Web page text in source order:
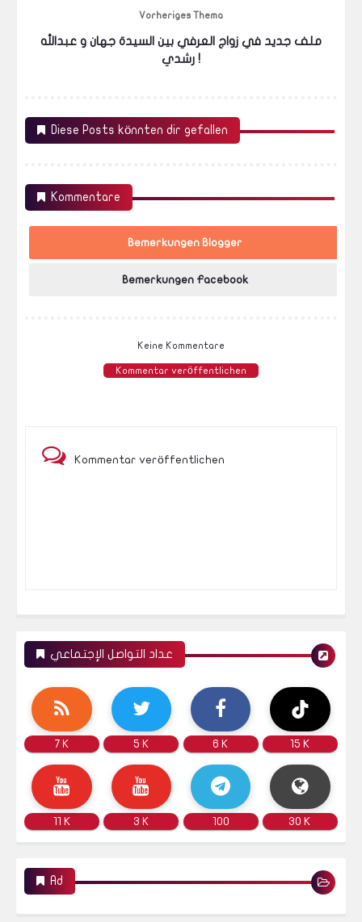
Vorheriges Thema
ملف جديد في زواج العرفي بين السيدة جهان و عبدالله
رشدي !
Diese Posts könnten dir gefallen
Kommentare
Bemerkungen Blogger
Bemerkungen Facebook
Keine Kommentare
Kommentar veröffentlichen
Kommentar veröffentlichen
عداد التواصل الإجتماعي
7 K 5 K 6 K 15 K
11 K 3 K 100 30 K
Ad